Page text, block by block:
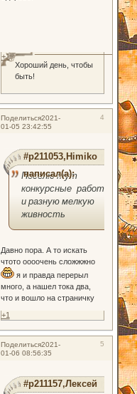
Хороший день, чтобы
быть!
+1
Поделиться 4
2021-
01-05 23:42:55
#p211053,Himiko
написал(а):
Поселю тут
конкурсные работы
и разную мелкую
живность
Давно пора. А то искать
чтото оооочень сложжжно
я и правда перерыл
много, а нашел тока два,
что и вошло на страничку
+1
Поделиться 5
2021-
01-06 08:56:35
#p211157,Лексей